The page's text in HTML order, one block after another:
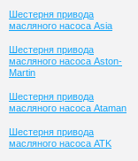
Шестерня привода
масляного насоса Asia
Шестерня привода
масляного насоса Aston-
Martin
Шестерня привода
масляного насоса Ataman
Шестерня привода
масляного насоса ATK